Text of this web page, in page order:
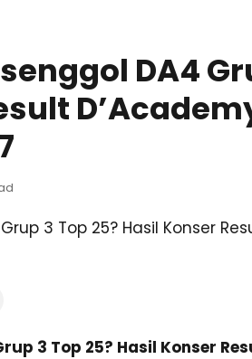
DA4
3 Top 25? Hasil Konser